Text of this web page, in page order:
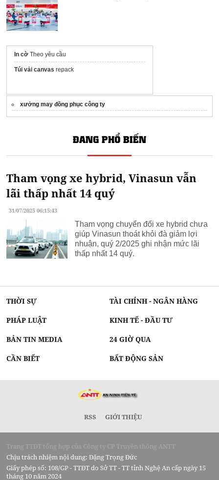
In cờ Theo yêu cầu
Túi vải canvas repack
xưởng may đồng phục công ty
ĐANG PHỔ BIẾN
Tham vọng xe hybrid, Vinasun vẫn
lãi thấp nhất 14 quý
31/07/2025 06:15:43
Tham vọng chuyển đổi xe hybrid chưa
giúp Vinasun thoát khỏi đà giảm lợi
nhuận, quý 2/2025 ghi nhận mức lãi
thấp nhất 14 quý.
THỜI SỰ TÀI CHÍNH - NGÂN HÀNG
PHÁP LUẬT KINH TẾ - ĐẦU TƯ
BẢN TIN MEDIA 24 GIỜ QUA
CẦN BIẾT BẤT ĐỘNG SẢN
RSS GIỚI THIỆU
Trang TTĐT tổng hợp của Công ty CP Truyền thông ANTT
Chịu trách nhiệm nội dung: Đặng Trọng Đức
Giấy phép số: 108/GP - TTĐT do Sở TT - TT tỉnh Nghệ An cấp ngày 15
tháng 10 năm 2024